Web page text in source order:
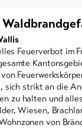
Feuerverbot im
sich strikt an die
zu halten und
Wiesen,
von